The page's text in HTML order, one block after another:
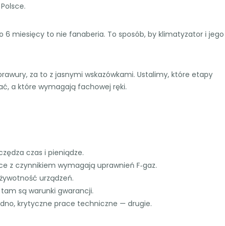
6 miesięcy to nie fanaberia. To sposób, by klimatyzator i jego
za to z jasnymi wskazówkami. Ustalimy, które etapy
a które wymagają fachowej ręki.
czas i pieniądze.
z czynnikiem wymagają uprawnień F‑gaz.
urządzeń.
są warunki gwarancji.
krytyczne prace techniczne — drugie.